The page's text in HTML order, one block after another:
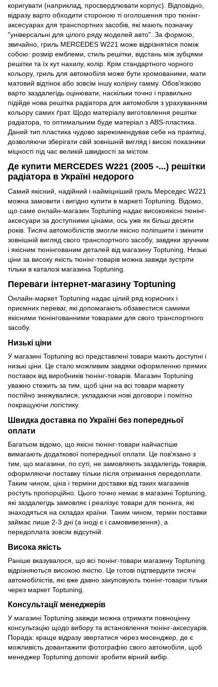
коригувати (наприклад, просвердлювати корпус). Відповідно,
відразу варто обходити стороною ті оголошення про тюнінг-
аксесуарах для транспортних засобів, які мають позначку
"універсальні для цілого ряду моделей авто". За формою,
звичайно, гриль MERCEDES W221 може відрізнятися поміж
собою: розмір емблеми, стиль решітки, відстань між зубцями
решітки та їх кут нахилу, колір. Крім стандартного чорного
кольору, гриль для автомобіля може бути хромованими, мати
матовий відтінок або зовсім іншу колірну гамму. Обов'язково
варто заздалегідь оцінювати, наскільки точно і правильно
підійде нова решітка радіатора для автомобіля з урахуванням
кольору самих ґрат. Щодо матеріалу виготовлення решітки
радіатора, то оптимальним буде матеріал з ABS-пластика.
Даний тип пластика чудово зарекомендував себе на практиці,
дозволяючи зберігати свій зовнішній вигляд і високі показники
міцності під час великій швидкості за містом.
Де купити MERCEDES W221 (2005 -...) решітки
радіатора в Україні недорого
Самий якісний, надійний і найміцніший гриль Мерседес W221
можна замовити і вигідно купити в маркеті Toptuning. Відомо,
що саме онлайн-магазин Toptuning надає високоякісні тюнінг-
аксесуари за доступними цінами, ось уже як більш десяти
років. Тисячі автомобілістів змогли якісно поліпшити і змінити
зовнішній вигляд свого транспортного засобу, завдяки зручним
і якісним тюнінгованим деталей від магазину Toptuning. Низькі
ціни за високу якість тюнінг-товарів можна завжди зустріти
тільки в каталозі магазина Toptuning.
Переваги інтернет-магазину Toptuning
Онлайн-маркет Toptuning надає цілий ряд корисних і
приємних переваг, які допомагають обзавестися самими
якісними тюнінгованними товарами для свого транспортного
засобу.
Низькі ціни
У магазині Toptuning всі представлені товари мають доступні і
низькі ціни. Це стало можливим завдяки оформленню прямих
поставок від виробників тюнінг-товарів. Магазин Toptuning
уважно стежить за тим, щоб ціни на всі товари маркету
постійно знижувалися, укладаючи нові договори і помітно
покращуючи логістику.
Швидка доставка по Україні без попередньої
оплати
Багатьом відомо, що якісні тюнінг-товари найчастіше
вимагають додаткової попередньої оплати. Це пов'язано з
тим, що магазини, по суті, не замовляють заздалегідь товарів,
оформляючи поставку тільки після отримання передоплати.
Таким чином, ціна і терміни доставки від таких магазинів
ростуть пропорційно. Цього точно немає в магазині Toptuning,
які заздалегідь замовляє і реалізує товари для тюнінга, які
знаходяться на складах країни. Таким чином, термін поставки
займає лише 2-3 дні (а іноді є і самовивезення), а
передоплата зовсім відсутній.
Висока якість
Раніше вказувалося, що всі тюнінг-товари магазину Toptuning
відрізняються високою якістю. Це готові підтвердити тисячі
автомобілістів, які вже давно закуповують тюнінг-товари тільки
через маркет Toptuning.
Консультації менеджерів
У магазині Toptuning завжди можна отримати повноцінну
консультацію щодо вибору та встановлення тюнінг-аксесуарів.
Порада: краще відразу звертатися через месенджер, де є
можливість довантажити фотографію свого автомобіля, щоб
менеджер Toptuning допоміг зробити вірний вибір.